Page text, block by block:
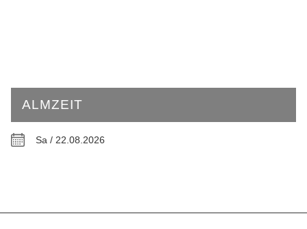
ALMZEIT
Sa / 22.08.2026